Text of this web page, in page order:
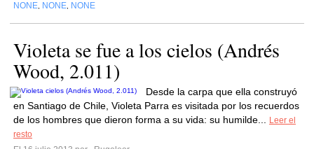
NONE NONE NONE
Violeta se fue a los cielos (Andrés
Wood, 2.011)
Desde la carpa que ella construyó
en Santiago de Chile, Violeta Parra es visitada por los recuerdos
de los hombres que dieron forma a su vida: su humilde...
Leer el
resto